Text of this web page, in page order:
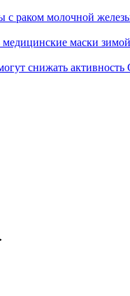
раком молочной
медицинские маски зимой
снижать